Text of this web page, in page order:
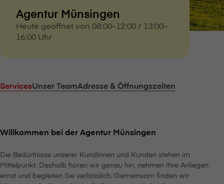
Agentur Münsingen
Heute geöffnet von 08:00–12:00 / 13:00–
16:00 Uhr
ServicesUnser TeamAdresse & Öffnungszeiten
Willkommen bei der Agentur Münsingen
Die Bedürfnisse unserer Kundinnen und Kunden stehen im
Mittelpunkt. Deshalb hören wir genau hin, nehmen Ihre Anliegen
ernst und begleiten Sie verlässlich. Gemeinsam finden wir